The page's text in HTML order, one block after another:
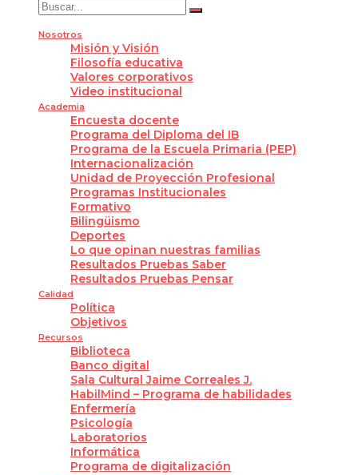
Nosotros
Misión y Visión
Filosofía educativa
Valores corporativos
Video institucional
Academia
Encuesta docente
Programa del Diploma del IB
Programa de la Escuela Primaria (PEP)
Internacionalización
Unidad de Proyección Profesional
Programas Institucionales
Formativo
Bilingüismo
Deportes
Lo que opinan nuestras familias
Resultados Pruebas Saber
Resultados Pruebas Pensar
Calidad
Política
Objetivos
Recursos
Biblioteca
Banco digital
Sala Cultural Jaime Correales J.
HabilMind – Programa de habilidades
Enfermería
Psicología
Laboratorios
Informática
Programa de digitalización